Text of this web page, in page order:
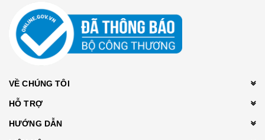
VỀ CHÚNG TÔI
HỖ TRỢ
HƯỚNG DẪN